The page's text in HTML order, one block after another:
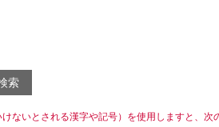
索
ないとされる漢字や記号）を使用しますと、次